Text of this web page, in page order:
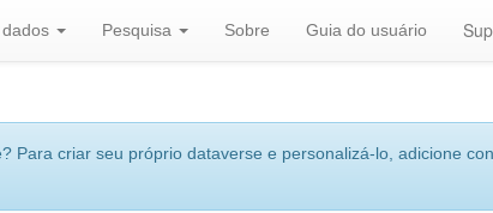
Pesquisa Sobre Guia do usuário
Para criar seu próprio dataverse e personalizá-lo, adicione